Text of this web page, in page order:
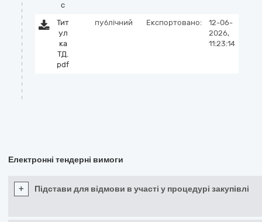
c
Тит
ул
ка
ТД.
pdf
публічний Експортовано:
12-06-
2026,
11:23:14
Електронні тендерні вимоги
+ Підстави для відмови в участі у процедурі закупівлі